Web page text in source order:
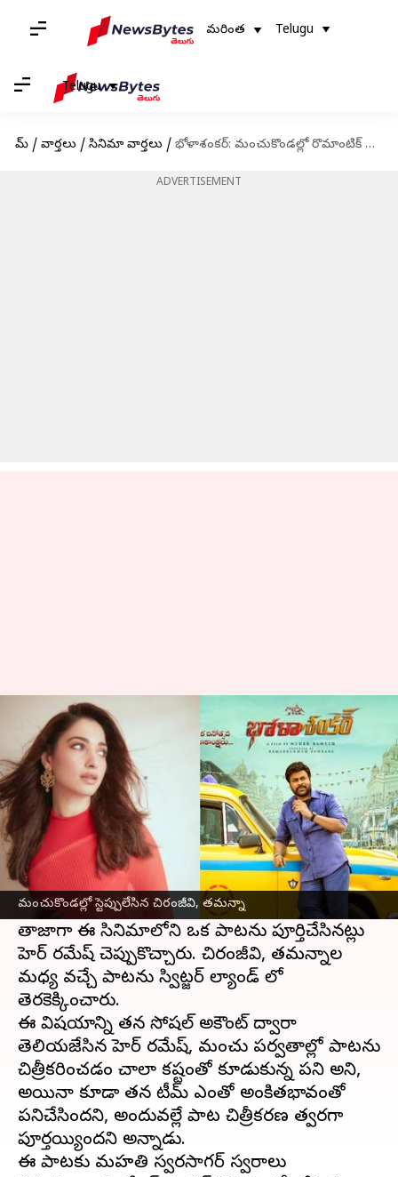
మరింత Telugu
Telugu
హోమ్ / వార్తలు / సినిమా వార్తలు / భోళాశంకర్: మంచుకొండల్లో రొమాంటిక్ సాంగ్ పూర్తి
ADVERTISEMENT
మంచుకొండల్లో స్టెప్పులేసిన చిరంజీవి, తమన్నా
భోళాశంకర్: మంచుకొండల్లో రొమాంటిక్
సాంగ్ పూర్తి
వ్రాసిన వారు Sriram Pranateja May 23, 2023 04:42 pm
ఈ వార్తాకథనం ఏంటి
మెగాస్టార్ చిరంజీవిహీరోగా మెహెర్ రమేష్ దర్శకతంలో
భోళాశంకర్ సినిమా తెరకెక్కుతోంది. ఈ సినిమా
షూటింగ్ శరవేగంగా సాగుతోంది.
తాజాగా ఈ సినిమాలోని ఒక పాటను పూర్తిచేసినట్లు
మెహెర్ రమేష్ చెప్పుకొచ్చారు. చిరంజీవి, తమన్నాల
మధ్య వచ్చే పాటను స్విట్జర్ ల్యాండ్ లో
తెరకెక్కించారు.
ఈ విషయాన్ని తన సోషల్ అకౌంట్ ద్వారా
తెలియజేసిన మెహెర్ రమేష్, మంచు పర్వతాల్లో పాటను
చిత్రీకరించడం చాలా కష్టంతో కూడుకున్న పని అని,
అయినా కూడా తన టీమ్ ఎంతో అంకితభావంతో
పనిచేసిందని, అందువల్లే పాట చిత్రీకరణ త్వరగా
పూర్తయ్యిందని అన్నాడు.
ఈ పాటకు మహతి స్వరసాగర్ స్వరాలు